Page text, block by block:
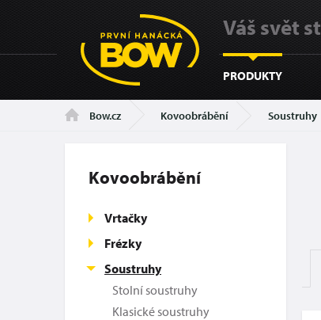
Váš svět
PRODUKTY
Bow.cz Kovoobrábění Soustruhy
Kovoobrábění
Vrtačky
Frézky
Soustruhy
Stolní soustruhy
Klasické soustruhy